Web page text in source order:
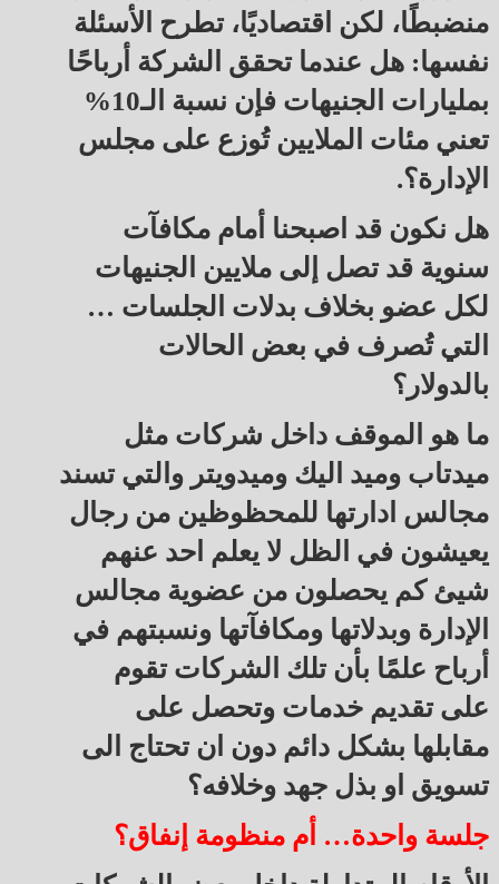
منضبطًا، لكن اقتصاديًا، تطرح الأسئلة
نفسها: هل عندما تحقق الشركة أرباحًا
بمليارات الجنيهات فإن نسبة الـ10%
تعني مئات الملايين تُوزع على مجلس
الإدارة؟.
هل نكون قد اصبحنا أمام مكافآت
سنوية قد تصل إلى ملايين الجنيهات
لكل عضو بخلاف بدلات الجلسات …
التي تُصرف في بعض الحالات
بالدولار؟
ما هو الموقف داخل شركات مثل
ميدتاب وميد اليك وميدويتر والتي تسند
مجالس ادارتها للمحظوظين من رجال
يعيشون في الظل لا يعلم احد عنهم
شيئ كم يحصلون من عضوية مجالس
الإدارة وبدلاتها ومكافآتها ونسبتهم في
أرباح علمًا بأن تلك الشركات تقوم
على تقديم خدمات وتحصل على
مقابلها بشكل دائم دون ان تحتاج الى
تسويق او بذل جهد وخلافه؟
جلسة واحدة… أم منظومة إنفاق؟